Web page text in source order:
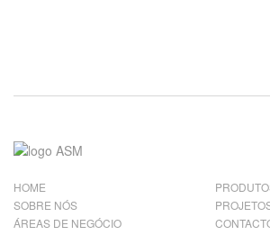
HOME
SOBRE NÓS
ÁREAS DE NEGÓCIO